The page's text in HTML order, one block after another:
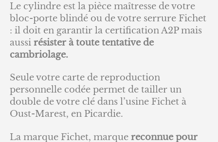
Le cylindre est la pièce maîtresse de votre
bloc-porte blindé ou de votre serrure Fichet
: il doit en garantir la certification A2P mais
aussi résister à toute tentative de
cambriolage.
Seule votre carte de reproduction
personnelle codée permet de tailler un
double de votre clé dans l’usine Fichet à
Oust-Marest, en Picardie.
La marque Fichet, marque reconnue pour